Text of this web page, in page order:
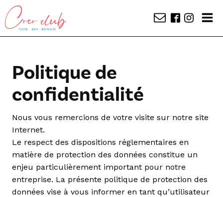
Politique de
confidentialité
Nous vous remercions de votre visite sur notre site
Internet.
Le respect des dispositions réglementaires en
matière de protection des données constitue un
enjeu particulièrement important pour notre
entreprise. La présente politique de protection des
données vise à vous informer en tant qu’utilisateur